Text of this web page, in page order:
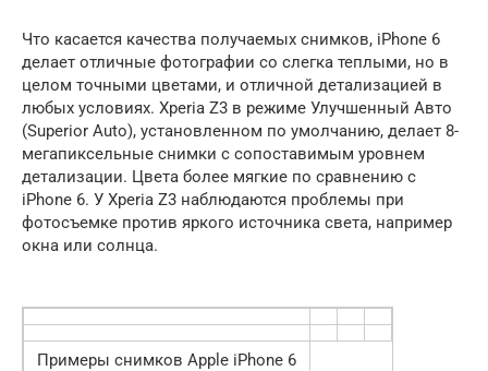
Что касается качества получаемых снимков, iPhone 6
делает отличные фотографии со слегка теплыми, но в
целом точными цветами, и отличной детализацией в
любых условиях. Xperia Z3 в режиме Улучшенный Авто
(Superior Auto), установленном по умолчанию, делает 8-
мегапиксельные снимки с сопоставимым уровнем
детализации. Цвета более мягкие по сравнению с
iPhone 6. У Xperia Z3 наблюдаются проблемы при
фотосъемке против яркого источника света, например
окна или солнца.
Примеры снимков Apple iPhone 6